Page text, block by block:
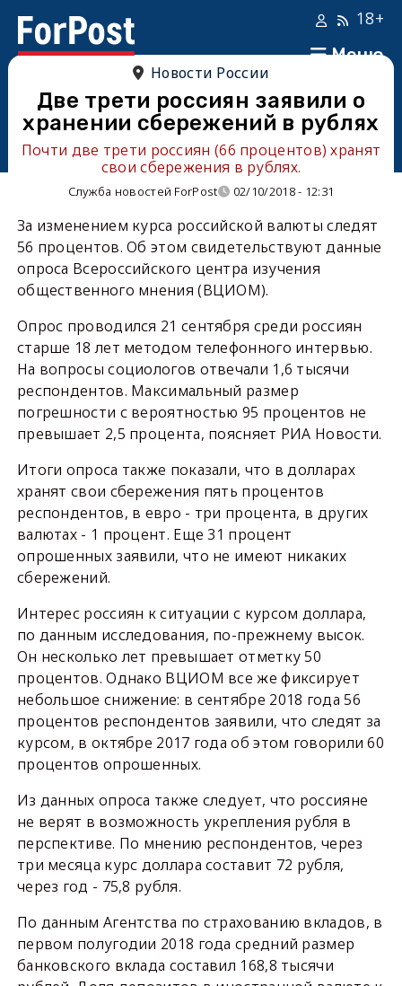
Меню
18+
Новости России
Две трети россиян заявили о
хранении сбережений в рублях
Почти две трети россиян (66 процентов) хранят
свои сбережения в рублях.
Служба новостей ForPost 02/10/2018 - 12:31
За изменением курса российской валюты следят
56 процентов. Об этом свидетельствуют данные
опроса Всероссийского центра изучения
общественного мнения (ВЦИОМ).
Опрос проводился 21 сентября среди россиян
старше 18 лет методом телефонного интервью.
На вопросы социологов отвечали 1,6 тысячи
респондентов. Максимальный размер
погрешности с вероятностью 95 процентов не
превышает 2,5 процента, поясняет РИА Новости.
Итоги опроса также показали, что в долларах
хранят свои сбережения пять процентов
респондентов, в евро - три процента, в других
валютах - 1 процент. Еще 31 процент
опрошенных заявили, что не имеют никаких
сбережений.
Интерес россиян к ситуации с курсом доллара,
по данным исследования, по-прежнему высок.
Он несколько лет превышает отметку 50
процентов. Однако ВЦИОМ все же фиксирует
небольшое снижение: в сентябре 2018 года 56
процентов респондентов заявили, что следят за
курсом, в октябре 2017 года об этом говорили 60
процентов опрошенных.
Из данных опроса также следует, что россияне
не верят в возможность укрепления рубля в
перспективе. По мнению респондентов, через
три месяца курс доллара составит 72 рубля,
через год - 75,8 рубля.
По данным Агентства по страхованию вкладов, в
первом полугодии 2018 года средний размер
банковского вклада составил 168,8 тысячи